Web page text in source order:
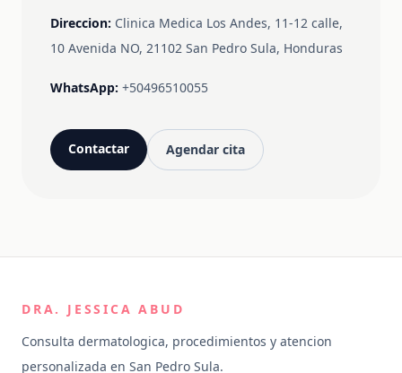
Direccion: Clinica Medica Los Andes, 11-12 calle,
10 Avenida NO, 21102 San Pedro Sula, Honduras
WhatsApp: +50496510055
Contactar Agendar cita
DRA. JESSICA ABUD
Consulta dermatologica, procedimientos y atencion
personalizada en San Pedro Sula.